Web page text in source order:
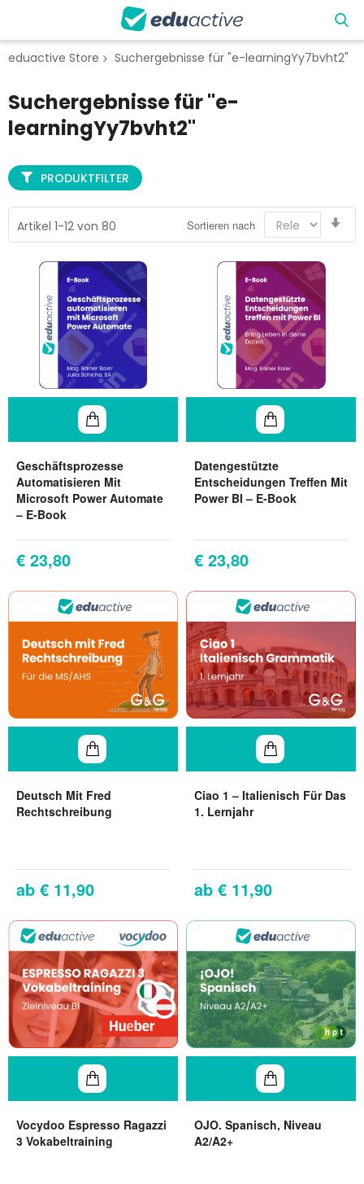
eduactive Store Suchergebnisse für "e-learningYy7bvht2"
Suchergebnisse für "e-
learningYy7bvht2"
Artikel 1-12 von 80 Sortieren nach
Geschäftsprozesse
Automatisieren Mit
Microsoft Power Automate
– E-Book
€ 23,80
Datengestützte
Entscheidungen Treffen Mit
Power BI – E-Book
€ 23,80
Deutsch Mit Fred
Rechtschreibung
€ 11,90
Ciao 1 – Italienisch Für Das
1. Lernjahr
€ 11,90
Vocydoo Espresso Ragazzi
3 Vokabeltraining
OJO. Spanisch, Niveau
A2/A2+
PRODUKTFILTER